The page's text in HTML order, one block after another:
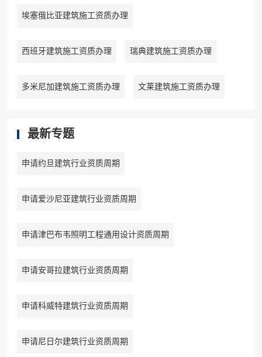
埃塞俄比亚建筑施工资质办理
西班牙建筑施工资质办理 瑞典建筑施工资质办理
多米尼加建筑施工资质办理 文莱建筑施工资质办理
最新专题
申请约旦建筑行业资质周期
申请爱沙尼亚建筑行业资质周期
申请津巴布韦照明工程通用设计资质周期
申请安哥拉建筑行业资质周期
申请科威特建筑行业资质周期
申请尼日尔建筑行业资质周期